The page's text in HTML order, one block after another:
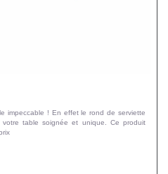
impeccable ! En effet le rond de serviette
table soignée et unique. Ce produit